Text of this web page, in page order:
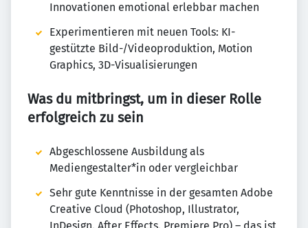
Innovationen emotional erlebbar machen
Experimentieren mit neuen Tools: KI-
gestützte Bild-/Videoproduktion, Motion
Graphics, 3D-Visualisierungen
Was du mitbringst, um in dieser Rolle
erfolgreich zu sein
Abgeschlossene Ausbildung als
Mediengestalter*in oder vergleichbar
Sehr gute Kenntnisse in der gesamten Adobe
Creative Cloud (Photoshop, Illustrator,